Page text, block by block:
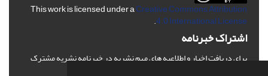
This work is licensed under aCreative Commons Attribution
4.0 International License
.
اشتراک خبرنامه
برای دریافت اخبار و اطلاعیه های مهم نشریه در خبرنامه نشریه مشترک